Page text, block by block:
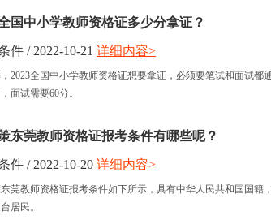
国中小学教师资格证多少分拿证？
件 / 2022-10-21
2023全国中小学教师资格证想要拿证，必须要笔试和面试都
面试需要60分。
详细内容>
东莞教师资格证报考条件有哪些呢？
件 / 2022-10-20
莞教师资格证报考条件如下所示，具有中华人民共和国国籍
居民。
详细内容>